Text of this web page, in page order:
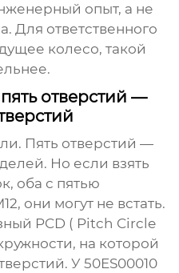
опыт, а не
Для ответственного
колесо, такой
отверстий —
Пять отверстий —
Но если взять
оба с пятью
они могут не встать.
PCD ( Pitch Circle
на которой
У 50ES00010